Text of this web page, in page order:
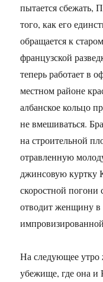
пытается сбежать,
того, как его
обращается к
французской
теперь работает в
местном районе
албанское кольцо
не вмешиваться.
на строительной
отравленную
джинсовую куртку
скоростной погони
отводит женщину в
На следующее утро
убежище, где она и